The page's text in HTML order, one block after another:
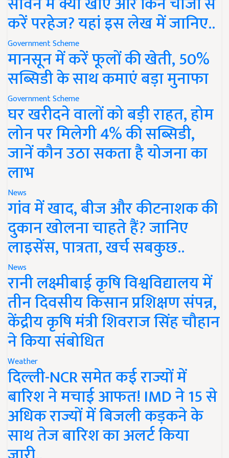
करें परहेज? यहां इस लेख में जानिए..
Government Scheme
मानसून में करें फूलों की खेती, 50%
सब्सिडी के साथ कमाएं बड़ा मुनाफा
Government Scheme
घर खरीदने वालों को बड़ी राहत, होम
लोन पर मिलेगी 4% की सब्सिडी,
जानें कौन उठा सकता है योजना का
लाभ
News
गांव में खाद, बीज और कीटनाशक की
दुकान खोलना चाहते हैं? जानिए
लाइसेंस, पात्रता, खर्च सबकुछ..
News
रानी लक्ष्मीबाई कृषि विश्वविद्यालय में
तीन दिवसीय किसान प्रशिक्षण संपन्न,
केंद्रीय कृषि मंत्री शिवराज सिंह चौहान
ने किया संबोधित
Weather
दिल्ली-NCR समेत कई राज्यों में
बारिश ने मचाई आफत! IMD ने 15 से
अधिक राज्यों में बिजली कड़कने के
साथ तेज बारिश का अलर्ट किया